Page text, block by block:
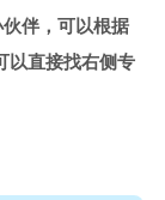
伴，可以根据
以直接找右侧专